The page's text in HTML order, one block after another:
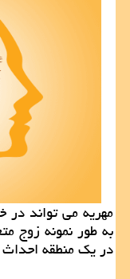
مهریه می تواند
در یك منطقه